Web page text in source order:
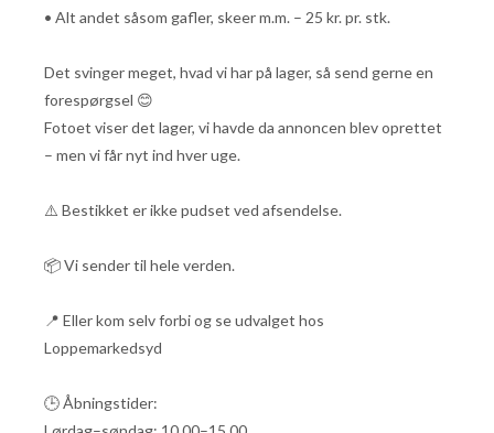
• Alt andet såsom gafler, skeer m.m. – 25 kr. pr. stk.
Det svinger meget, hvad vi har på lager, så send gerne en
forespørgsel 😊
Fotoet viser det lager, vi havde da annoncen blev oprettet
– men vi får nyt ind hver uge.
⚠️ Bestikket er ikke pudset ved afsendelse.
📦 Vi sender til hele verden.
📍 Eller kom selv forbi og se udvalget hos
Loppemarkedsyd
🕒 Åbningstider: